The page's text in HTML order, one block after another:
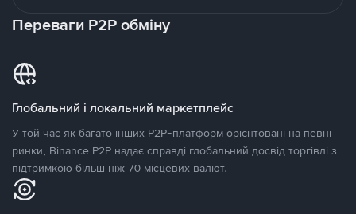
Переваги P2P обміну
Глобальний і локальний маркетплейс
У той час як багато інших P2P-платформ орієнтовані на певні
ринки, Binance P2P надає справді глобальний досвід торгівлі з
підтримкою більш ніж 70 місцевих валют.